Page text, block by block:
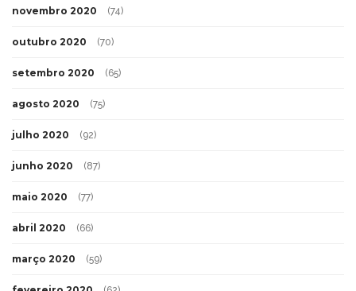
novembro 2020 (74)
outubro 2020 (70)
setembro 2020 (65)
agosto 2020 (75)
julho 2020 (92)
junho 2020 (87)
maio 2020 (77)
abril 2020 (66)
março 2020 (59)